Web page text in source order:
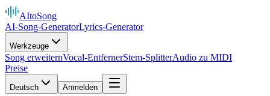
AItoSong
AI-Song-GeneratorLyrics-Generator
Werkzeuge
Song erweiternVocal-EntfernerStem-SplitterAudio zu MIDI
Preise
Deutsch Anmelden